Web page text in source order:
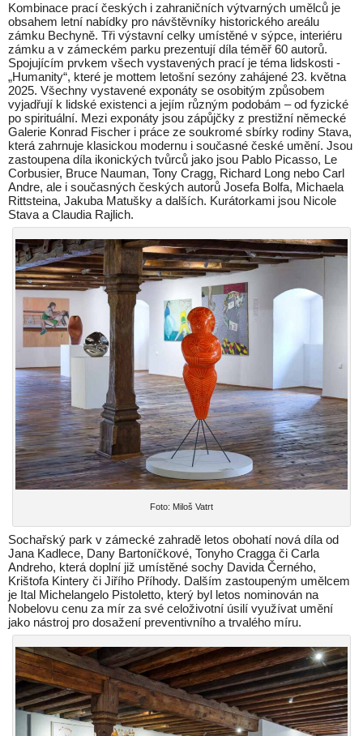
Kombinace prací českých i zahraničních výtvarných umělců je
obsahem letní nabídky pro návštěvníky historického areálu
zámku Bechyně. Tři výstavní celky umístěné v sýpce, interiéru
zámku a v zámeckém parku prezentují díla téměř 60 autorů.
Spojujícím prvkem všech vystavených prací je téma lidskosti -
„Humanity“, které je mottem letošní sezóny zahájené 23. května
2025. Všechny vystavené exponáty se osobitým způsobem
vyjadřují k lidské existenci a jejím různým podobám – od fyzické
po spirituální. Mezi exponáty jsou zápůjčky z prestižní německé
Galerie Konrad Fischer i práce ze soukromé sbírky rodiny Stava,
která zahrnuje klasickou modernu i současné české umění. Jsou
zastoupena díla ikonických tvůrců jako jsou Pablo Picasso, Le
Corbusier, Bruce Nauman, Tony Cragg, Richard Long nebo Carl
Andre, ale i současných českých autorů Josefa Bolfa, Michaela
Rittsteina, Jakuba Matušky a dalších. Kurátorkami jsou Nicole
Stava a Claudia Rajlich.
Foto: Miloš Vatrt
Sochařský park v zámecké zahradě letos obohatí nová díla od
Jana Kadlece, Dany Bartoníčkové, Tonyho Cragga či Carla
Andreho, která doplní již umístěné sochy Davida Černého,
Krištofa Kintery či Jiřího Příhody. Dalším zastoupeným umělcem
je Ital Michelangelo Pistoletto, který byl letos nominován na
Nobelovu cenu za mír za své celoživotní úsilí využívat umění
jako nástroj pro dosažení preventivního a trvalého míru.